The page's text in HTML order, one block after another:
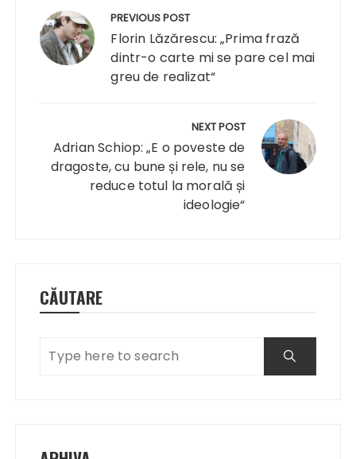
articole
PREVIOUS POST
Florin Lăzărescu: „Prima frază
dintr-o carte mi se pare cel mai
greu de realizat“
NEXT POST
Adrian Schiop: „E o poveste de
dragoste, cu bune și rele, nu se
reduce totul la morală și
ideologie“
CĂUTARE